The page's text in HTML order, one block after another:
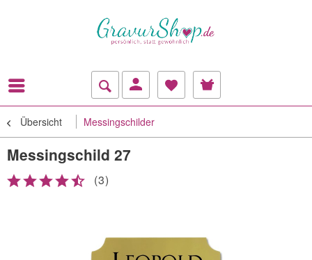
Übersicht Messingschilder
Messingschild 27
(3)